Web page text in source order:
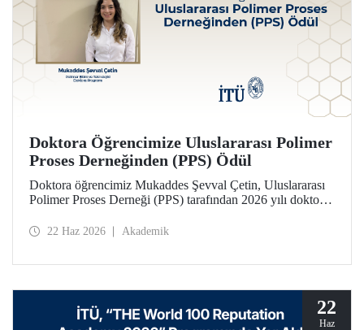
Doktora Öğrencimize Uluslararası Polimer
Proses Derneğinden (PPS) Ödül
Doktora öğrencimiz Mukaddes Şevval Çetin, Uluslararası
Polimer Proses Derneği (PPS) tarafından 2026 yılı doktora
ödülü İtalya’da düzenlenecek PPS-41 konferansında
22 Haz 2026 Akademik
22
Haz